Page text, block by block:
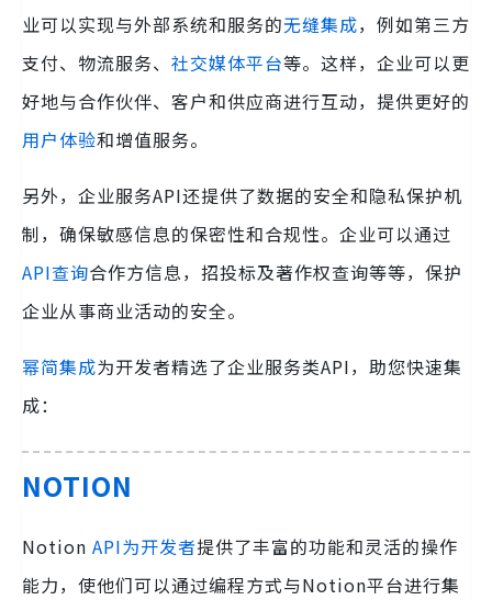
业可以实现与外部系统和服务的无缝集成，例如第三方
支付、物流服务、 社交媒体平台等。这样，企业可以更
好地与合作伙伴、客户和供应商进行互动，提供更好的
用户体验和增值服务。
另外，企业服务API还提供了数据的安全和隐私保护机
制，确保敏感信息的保密性和合规性。企业可以通过
API查询合作方信息，招投标及著作权查询等等，保护
企业从事商业活动的安全。
幂简集成为开发者精选了企业服务类API，助您快速集
成：
NOTION
Notion API为开发者提供了丰富的功能和灵活的操作
能力，使他们可以通过编程方式与Notion平台进行集